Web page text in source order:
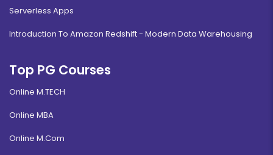
Serverless Apps
Introduction To Amazon Redshift - Modern Data Warehousing
Top PG Courses
Online M.TECH
Online MBA
Online M.Com